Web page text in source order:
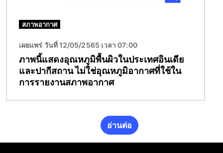
สภาพอากาศ
เผยแพร่ วันที่ 12/05/2565 เวลา 07:00
ภาพนี้แสดงอุณหภูมิพื้นผิวในประเทศอินเดีย
และปากีสถาน ไม่ใช่อุณหภูมิอากาศที่ใช้ใน
การรายงานสภาพอากาศ
อ่านต่อ